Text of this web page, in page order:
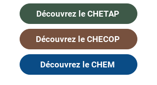
Découvrez le CHETAP
Découvrez le CHECOP
Découvrez le CHEM